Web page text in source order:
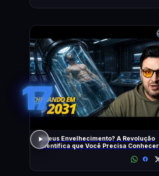
17
Adeus Envelhecimento? A Revolução
Científica que Você Precisa Conhecer